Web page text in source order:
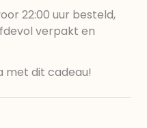
22:00 uur besteld,
verpakt en
met dit cadeau!